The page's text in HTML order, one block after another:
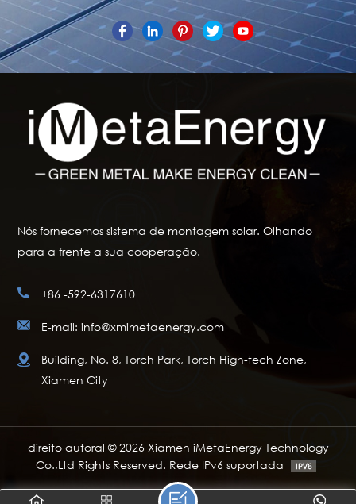
Nós fornecemos sistema de montagem solar. Olhando
para a frente a sua cooperação.
+86 -592-6317610
E-mail: info@xmimetaenergy.com
Building, No. 8, Torch Park, Torch High-tech Zone,
Xiamen City
direito autoral © 2026 Xiamen iMetaEnergy Technology
Co.,Ltd Rights Reserved. Rede IPv6 suportada